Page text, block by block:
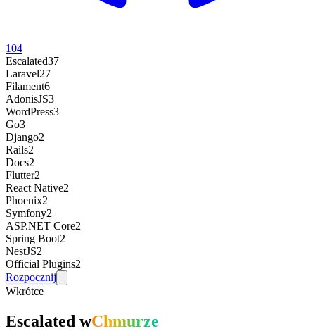
104
Escalated37
Laravel27
Filament6
AdonisJS3
WordPress3
Go3
Django2
Rails2
Docs2
Flutter2
React Native2
Phoenix2
Symfony2
ASP.NET Core2
Spring Boot2
NestJS2
Official Plugins2
Rozpocznij
Wkrótce
Escalated wChmurze